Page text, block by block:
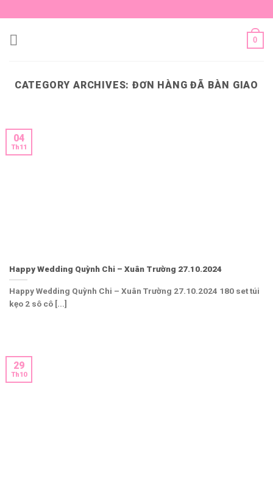
to
content
0
CATEGORY ARCHIVES:ĐƠN HÀNG ĐÃ BÀN GIAO
Happy Wedding Quỳnh Chi – Xuân Trường 27.10.2024
Happy Wedding Quỳnh Chi – Xuân Trường 27.10.2024 180 set túi
kẹo 2 sô cô [...]
04
Th11
29
Th10